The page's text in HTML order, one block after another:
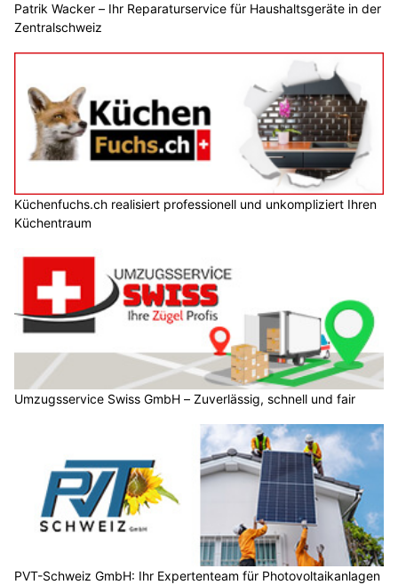
Patrik Wacker – Ihr Reparaturservice für Haushaltsgeräte in der
Zentralschweiz
Küchenfuchs.ch realisiert professionell und unkompliziert Ihren
Küchentraum
Umzugsservice Swiss GmbH – Zuverlässig, schnell und fair
PVT-Schweiz GmbH: Ihr Expertenteam für Photovoltaikanlagen